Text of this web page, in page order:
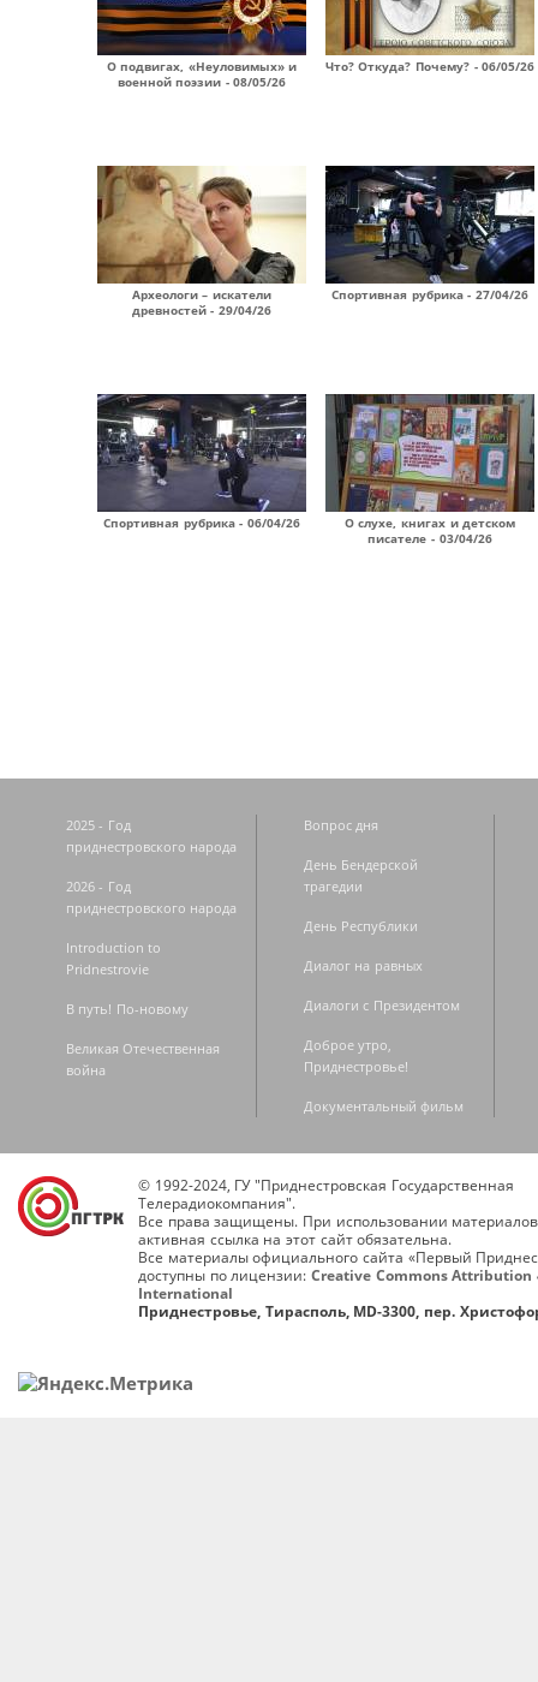
О подвигах, «Неуловимых» и
военной поэзии - 08/05/26
Что? Откуда? Почему? - 06/05/26
Археологи – искатели
древностей - 29/04/26
Спортивная рубрика - 27/04/26
Спортивная рубрика - 06/04/26
О слухе, книгах и детском
писателе - 03/04/26
2025 - Год
приднестровского народа
2026 - Год
приднестровского народа
Introduction to
Pridnestrovie
В путь! По-новому
Великая Отечественная
война
Вопрос дня
День Бендерской
трагедии
День Республики
Диалог на равных
Диалоги с Президентом
Доброе утро,
Приднестровье!
Документальный фильм
© 1992-2024, ГУ "Приднестровская Государственная
Телерадиокомпания".
Все права защищены. При использовании
активная ссылка на этот сайт обязательна.
Все материалы официального сайта «Первый
доступны по лицензии: Creative Commons Attribution
International
Приднестровье, Тирасполь, MD-3300, пер.